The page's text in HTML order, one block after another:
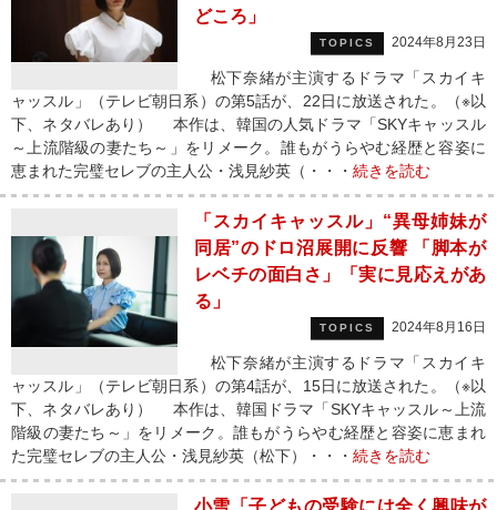
どころ」
TOPICS 2024年8月23日
松下奈緒が主演するドラマ「スカイキ
ャッスル」（テレビ朝日系）の第5話が、22日に放送された。（※以
下、ネタバレあり） 本作は、韓国の人気ドラマ「SKYキャッスル
～上流階級の妻たち～」をリメーク。誰もがうらやむ経歴と容姿に
恵まれた完璧セレブの主人公・浅見紗英（・・・ 続きを読む
「スカイキャッスル」“異母姉妹が
同居”のドロ沼展開に反響 「脚本が
レベチの面白さ」「実に見応えがあ
る」
TOPICS 2024年8月16日
松下奈緒が主演するドラマ「スカイキ
ャッスル」（テレビ朝日系）の第4話が、15日に放送された。（※以
下、ネタバレあり） 本作は、韓国ドラマ「SKYキャッスル～上流
階級の妻たち～」をリメーク。誰もがうらやむ経歴と容姿に恵まれ
た完璧セレブの主人公・浅見紗英（松下）・・・ 続きを読む
小雪「子どもの受験には全く興味が